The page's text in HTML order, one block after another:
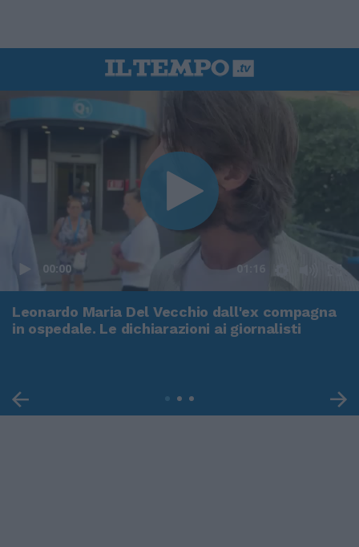
00:00 01:16
Leonardo Maria Del Vecchio dall'ex compagna
in ospedale. Le dichiarazioni ai giornalisti